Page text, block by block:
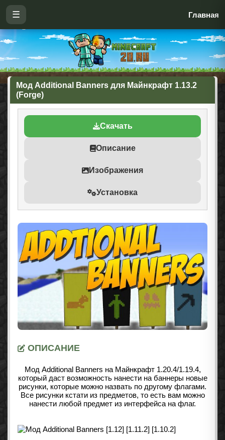
☰ Главная
Мод Additional Banners для Майнкрафт 1.13.2
(Forge)
Скачать
Описание
Изображения
Установка
ОПИСАНИЕ
Мод Additional Banners на Майнкрафт 1.20.4/1.19.4,
который даст возможность нанести на баннеры новые
рисунки, которые можно назвать по другому флагами.
Все рисунки кстати из предметов, то есть вам можно
нанести любой предмет из интерфейса на флаг.